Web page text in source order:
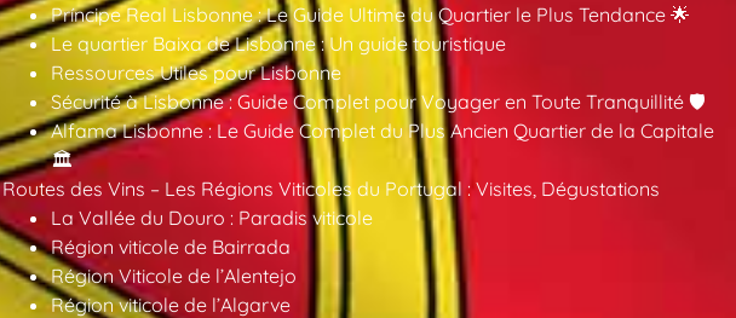
Príncipe Real Lisbonne : Le Guide Ultime du Quartier le Plus Tendance 🌟
Le quartier Baixa de Lisbonne : Un guide touristique
Ressources Utiles pour Lisbonne
Sécurité à Lisbonne : Guide Complet pour Voyager en Toute Tranquillité 🛡️
Alfama Lisbonne : Le Guide Complet du Plus Ancien Quartier de la Capitale
🏛️
Routes des Vins – Les Régions Viticoles du Portugal : Visites, Dégustations
La Vallée du Douro : Paradis viticole
Région viticole de Bairrada
Région Viticole de l’Alentejo
Région viticole de l’Algarve